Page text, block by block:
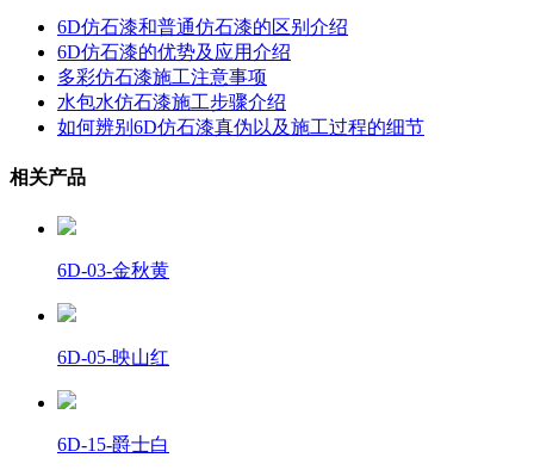
6D仿石漆和普通仿石漆的区别介绍
6D仿石漆的优势及应用介绍
多彩仿石漆施工注意事项
水包水仿石漆施工步骤介绍
如何辨别6D仿石漆真伪以及施工过程的细节
相关产品
6D-03-金秋黄
6D-05-映山红
6D-15-爵士白